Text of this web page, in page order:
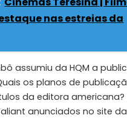
nas estreias da
assumiu da HQM a
os planos de
da editora americana?
anunciados no site